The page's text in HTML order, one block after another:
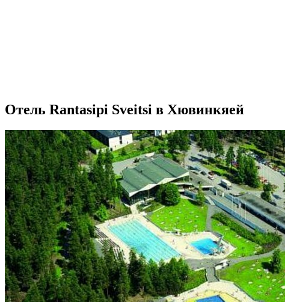
Отель Rantasipi Sveitsi в Хювинкяей